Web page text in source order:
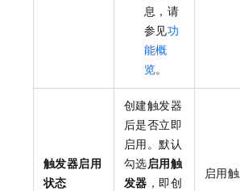
息，请
参见功
能概
览。
触发器启用
状态
创建触发器
后是否立即
启用。默认
勾选启用触
发器 ，即创
启用